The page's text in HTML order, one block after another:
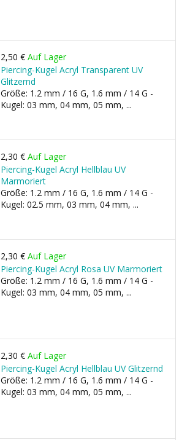
2,50 € Auf Lager
Piercing-Kugel Acryl Transparent UV
Glitzernd
Größe: 1.2 mm / 16 G, 1.6 mm / 14 G -
Kugel: 03 mm, 04 mm, 05 mm, ...
2,30 € Auf Lager
Piercing-Kugel Acryl Hellblau UV
Marmoriert
Größe: 1.2 mm / 16 G, 1.6 mm / 14 G -
Kugel: 02.5 mm, 03 mm, 04 mm, ...
2,30 € Auf Lager
Piercing-Kugel Acryl Rosa UV Marmoriert
Größe: 1.2 mm / 16 G, 1.6 mm / 14 G -
Kugel: 03 mm, 04 mm, 05 mm, ...
2,30 € Auf Lager
Piercing-Kugel Acryl Hellblau UV Glitzernd
Größe: 1.2 mm / 16 G, 1.6 mm / 14 G -
Kugel: 03 mm, 04 mm, 05 mm, ...